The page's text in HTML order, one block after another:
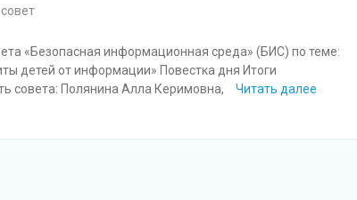
«Безопасная информационная среда» (БИС) по теме:
детей от информации» Повестка дня Итоги
совета: Полянина Алла Керимовна,
Читать далее